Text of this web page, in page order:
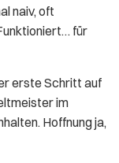
naiv, oft
für
erste Schritt auf
im
Hoffnung ja,